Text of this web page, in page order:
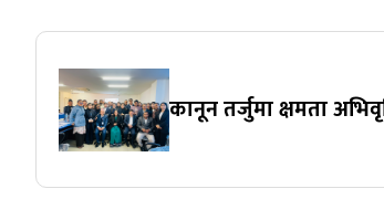
कानून तर्जुमा क्षमता